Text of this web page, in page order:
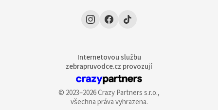
Internetovou službu
zebrapruvodce.cz provozují
© 2023–2026 Crazy Partners s.r.o.,
všechna práva vyhrazena.